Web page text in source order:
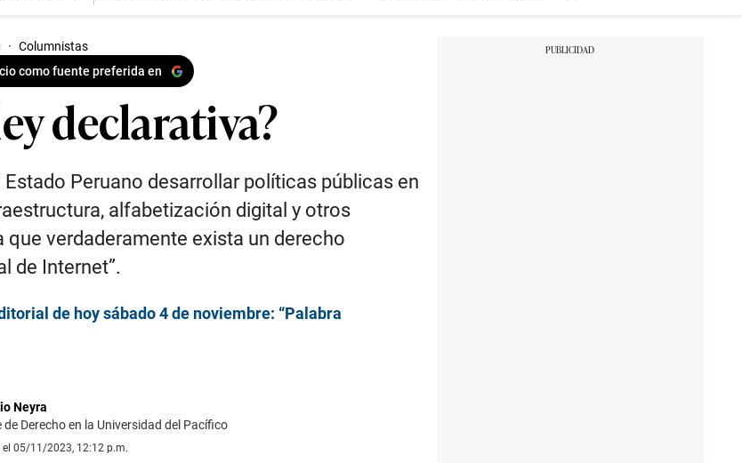
· Columnistas
como fuente preferida en
declarativa?
Estado Peruano desarrollar políticas públicas en
alfabetización digital y otros
que verdaderamente exista un derecho
de Internet”.
de hoy sábado 4 de noviembre: “Palabra
Neyra
de Derecho en la Universidad del Pacífico
05/11/2023, 12:12 p.m.